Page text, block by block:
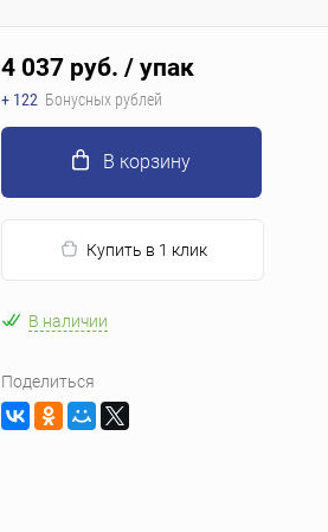
4 037 руб. / упак
+ 122 Бонусных рублей
В корзину
Купить в 1 клик
В наличии
Поделиться